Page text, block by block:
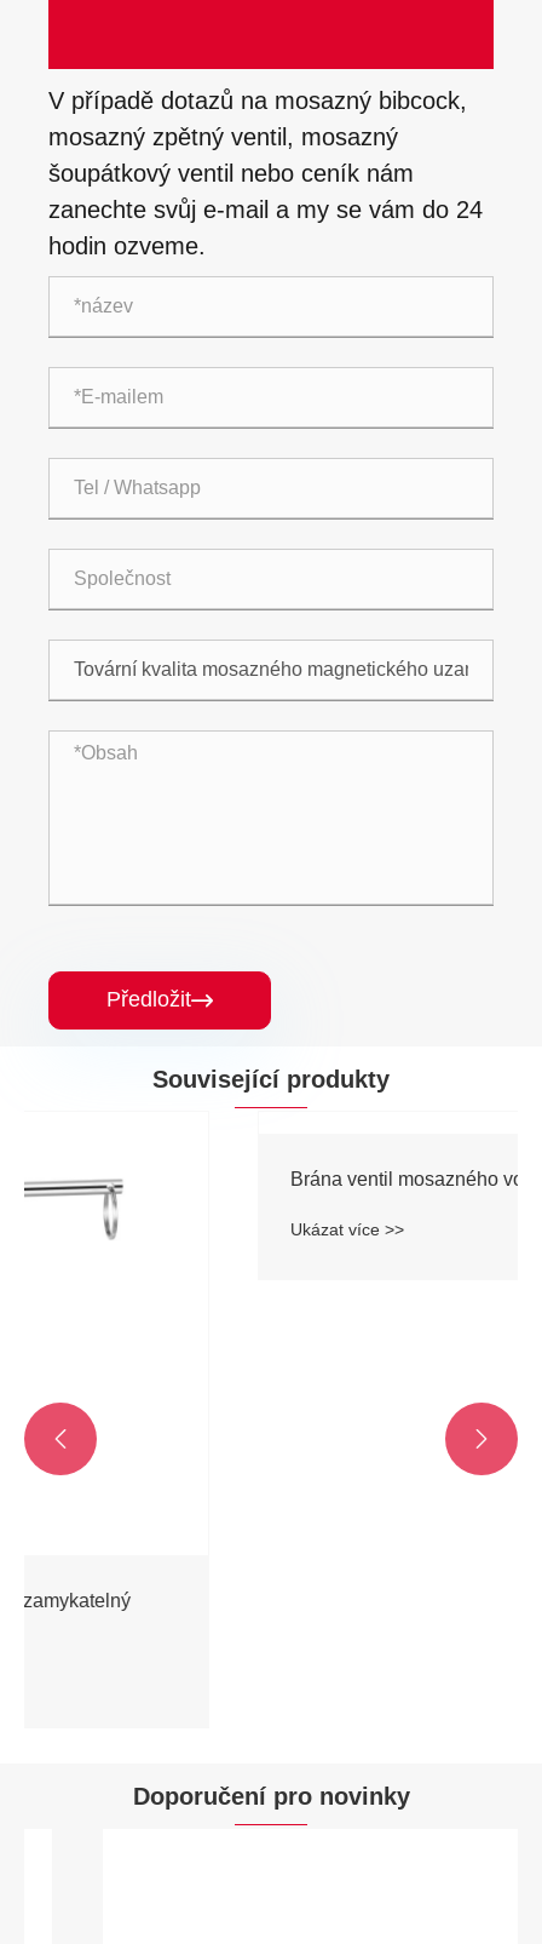
V případě dotazů na mosazný bibcock,
mosazný zpětný ventil, mosazný
šoupátkový ventil nebo ceník nám
zanechte svůj e-mail a my se vám do 24
hodin ozveme.
Předložit
Související produkty
Brána ventil mosazného voda s hliníkem
 
Doporučení pro novinky